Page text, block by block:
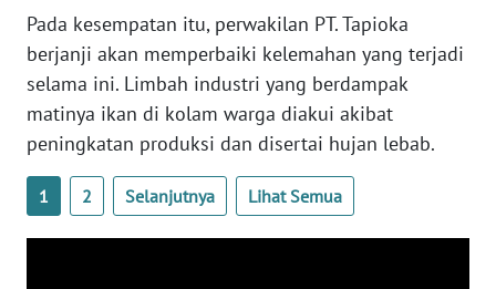
Pada kesempatan itu, perwakilan PT. Tapioka
berjanji akan memperbaiki kelemahan yang terjadi
selama ini. Limbah industri yang berdampak
matinya ikan di kolam warga diakui akibat
peningkatan produksi dan disertai hujan lebab.
1 2 Selanjutnya Lihat Semua
SUMSEL
WN
BENGKULU
LAMPUNG